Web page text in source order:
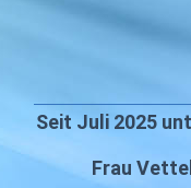
Seit Juli 2025
Frau